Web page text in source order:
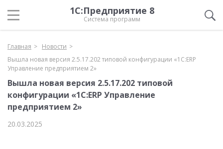
1С:Предприятие 8
Система программ
Главная
Новости
Вышла новая версия 2.5.17.202 типовой конфигурации «1С:ERP
Управление предприятием 2»
Вышла новая версия 2.5.17.202 типовой
конфигурации «1С:ERP Управление
предприятием 2»
20.03.2025